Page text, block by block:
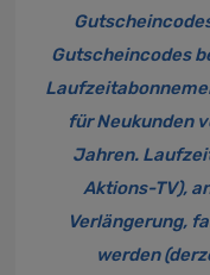
Gutscheincodes
für Neukunden
Jahren.
Aktions-TV),
Verlängerung,
werden